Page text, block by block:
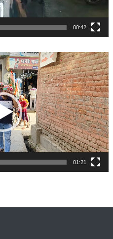
00:42
01:21